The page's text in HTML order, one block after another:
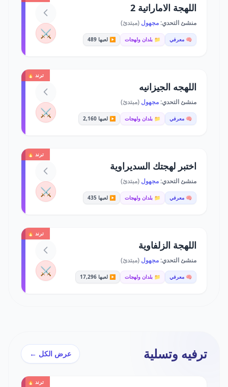
اللهجة الاماراتية 2
منشئ التحدي:مجهول (مبتدئ)
🧠 معرفي 📁 بلدان ولهجات ▶️ لعبها 489 ⚔️
ترند 🔥
اللهجه الجيزانيه
منشئ التحدي:مجهول (مبتدئ)
🧠 معرفي 📁 بلدان ولهجات ▶️ لعبها 2,160 ⚔️
ترند 🔥
اختبر لهجتك السديراوية
منشئ التحدي:مجهول (مبتدئ)
🧠 معرفي 📁 بلدان ولهجات ▶️ لعبها 435 ⚔️
ترند 🔥
اللهجة الزلفاوية
منشئ التحدي:مجهول (مبتدئ)
🧠 معرفي 📁 بلدان ولهجات ▶️ لعبها 17,296 ⚔️
ترفيه وتسلية عرض الكل ←
ترند 🔥